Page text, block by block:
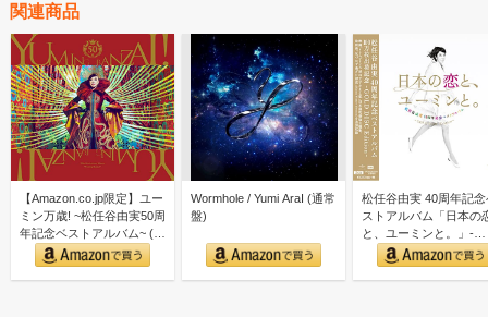
関連商品
【Amazon.co.jp限定】ユー
ミン万歳! ~松任谷由実50周
年記念ベストアルバム~ (初
回限…
Wormhole / Yumi AraI (通常
盤)
松任谷由実 40周年記念
ストアルバム「日本の
と、ユーミンと。」-
GOLD DISC Editi…